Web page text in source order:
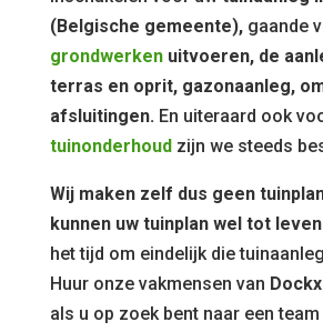
(Belgische gemeente), gaande
grondwerkenuitvoeren, de
terras en oprit, gazonaanleg,
afsluitingen. En uiteraard ook
tuinonderhoudzijn we steeds
Wij maken zelf dus geen
kunnen uw tuinplan wel tot
het tijd om eindelijk die
Huur onze vakmensen van
als u op zoek bent naar een team